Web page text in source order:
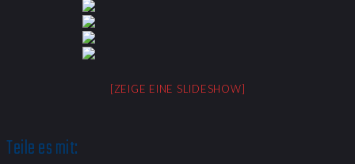
[ZEIGE EINE SLIDESHOW]
Teile es mit: